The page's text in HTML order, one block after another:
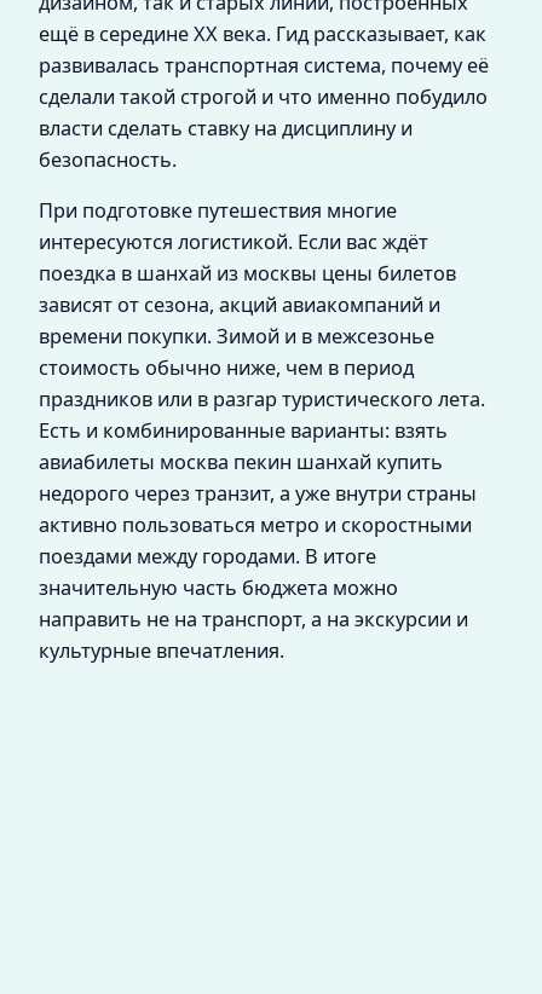
ещё в середине XX века. Гид рассказывает, как
развивалась транспортная система, почему её
сделали такой строгой и что именно побудило
власти сделать ставку на дисциплину и
безопасность.
При подготовке путешествия многие
интересуются логистикой. Если вас ждёт
поездка в шанхай из москвы цены билетов
зависят от сезона, акций авиакомпаний и
времени покупки. Зимой и в межсезонье
стоимость обычно ниже, чем в период
праздников или в разгар туристического лета.
Есть и комбинированные варианты: взять
авиабилеты москва пекин шанхай купить
недорого через транзит, а уже внутри страны
активно пользоваться метро и скоростными
поездами между городами. В итоге
значительную часть бюджета можно
направить не на транспорт, а на экскурсии и
культурные впечатления.